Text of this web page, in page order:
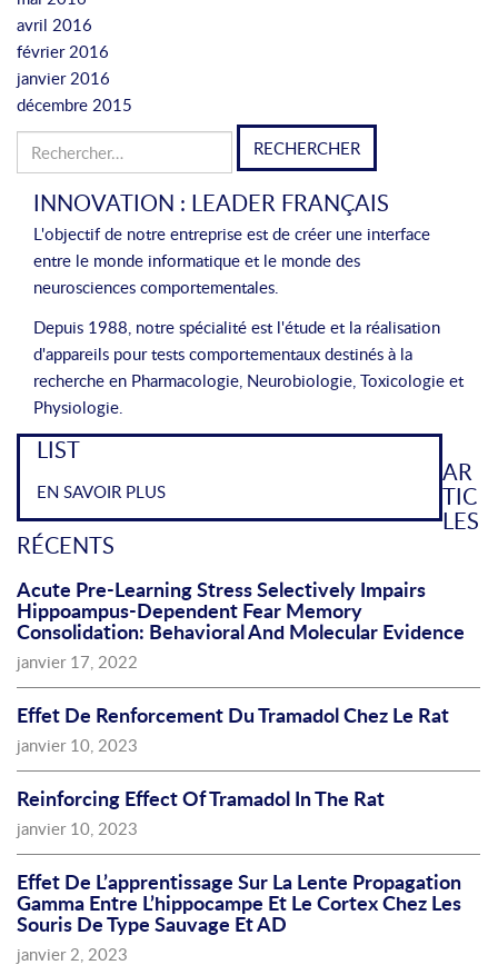
avril 2016
février 2016
janvier 2016
décembre 2015
Rechercher :
INNOVATION : LEADER FRANÇAIS
L'objectif de notre entreprise est de créer une interface
entre le monde informatique et le monde des
neurosciences comportementales.
Depuis 1988, notre spécialité est l'étude et la réalisation
d'appareils pour tests comportementaux destinés à la
recherche en Pharmacologie, Neurobiologie, Toxicologie et
Physiologie.
LIST
EN SAVOIR PLUS
AR
TIC
LES
RÉCENTS
Acute Pre-Learning Stress Selectively Impairs
Hippoampus-Dependent Fear Memory
Consolidation: Behavioral And Molecular Evidence
janvier 17, 2022
Effet De Renforcement Du Tramadol Chez Le Rat
janvier 10, 2023
Reinforcing Effect Of Tramadol In The Rat
janvier 10, 2023
Effet De L’apprentissage Sur La Lente Propagation
Gamma Entre L’hippocampe Et Le Cortex Chez Les
Souris De Type Sauvage Et AD
janvier 2, 2023